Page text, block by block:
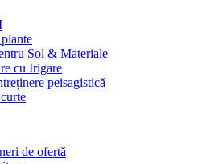
Sol & Materiale
cu Irigare
peisagistică
de ofertă